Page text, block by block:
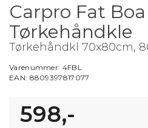
Carpro Fat Boa
Tørkehåndkle
Tørkehåndkl 70x80cm,
Varenummer: 4FBL
EAN: 8809397817077
598,-